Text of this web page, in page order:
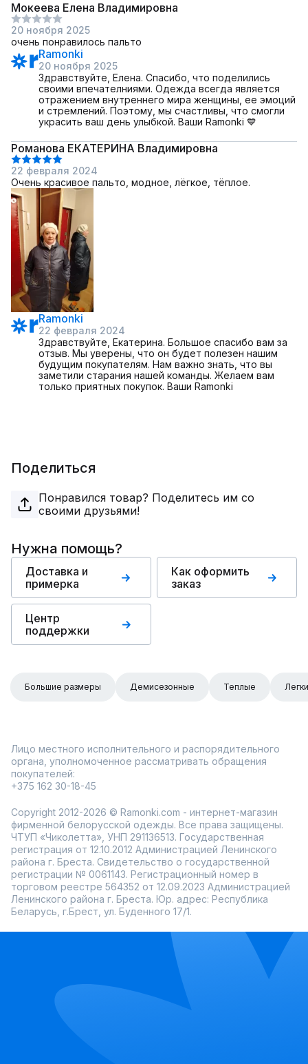
Мокеева Елена Владимировна
20 ноября 2025
очень понравилось пальто
Ramonki
20 ноября 2025
Здравствуйте, Елена. Спасибо, что поделились
своими впечателниями. Одежда всегда является
отражением внутреннего мира женщины, ее эмоций
и стремлений. Поэтому, мы счастливы, что смогли
украсить ваш день улыбкой. Ваши Ramonki 💙
Романова ЕКАТЕРИНА Владимировна
22 февраля 2024
Очень красивое пальто, модное, лёгкое, тёплое.
Ramonki
22 февраля 2024
Здравствуйте, Екатерина. Большое спасибо вам за
отзыв. Мы уверены, что он будет полезен нашим
будущим покупателям. Нам важно знать, что вы
заметили старания нашей команды. Желаем вам
только приятных покупок. Ваши Ramonki
Поделиться
Понравился товар? Поделитесь им со
своими друзьями!
Нужна помощь?
Доставка и
примерка
Как оформить
заказ
Центр
поддержки
Большие размеры Демисезонные Теплые
Лицо местного исполнительного и распорядительного
органа, уполномоченное рассматривать обращения
покупателей:
+375 162 30-18-45
Copyright 2012-2026 © Ramonki.com - интернет-магазин
фирменной белорусской одежды. Все права защищены.
ЧТУП «Чиколетта», УНП 291136513. Государственная
регистрация от 12.10.2012 Администрацией Ленинского
района г. Бреста. Свидетельство о государственной
регистрации № 0061143. Регистрационный номер в
торговом реестре 564352 от 12.09.2023 Администрацией
Ленинского района г. Бреста. Юр. адрес: Республика
Беларусь, г.Брест, ул. Буденного 17/1.